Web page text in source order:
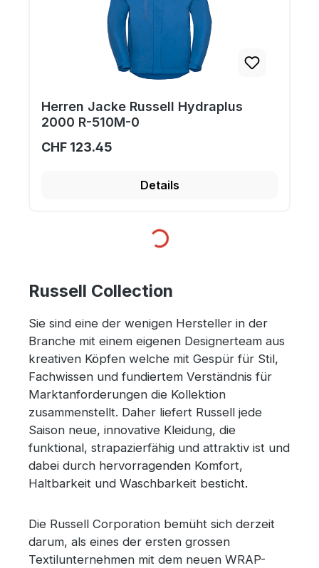
Herren Jacke Russell Hydraplus
2000 R-510M-0
CHF 123.45
Details
Loading...
Russell Collection
Sie sind eine der wenigen Hersteller in der
Branche mit einem eigenen Designerteam aus
kreativen Köpfen welche mit Gespür für Stil,
Fachwissen und fundiertem Verständnis für
Marktanforderungen die Kollektion
zusammenstellt. Daher liefert Russell jede
Saison neue, innovative Kleidung, die
funktional, strapazierfähig und attraktiv ist und
dabei durch hervorragenden Komfort,
Haltbarkeit und Waschbarkeit besticht.
Die Russell Corporation bemüht sich derzeit
darum, als eines der ersten grossen
Textilunternehmen mit dem neuen WRAP-